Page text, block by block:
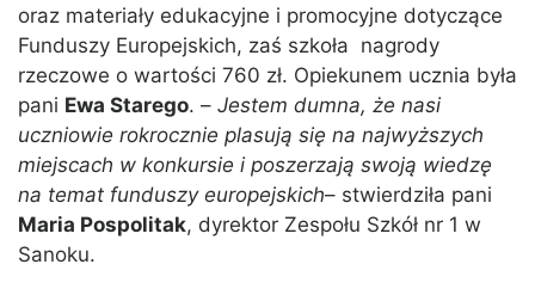
oraz materiały edukacyjne i promocyjne dotyczące
Funduszy Europejskich, zaś szkoła nagrody
rzeczowe o wartości 760 zł. Opiekunem ucznia była
pani Ewa Starego. – Jestem dumna, że nasi
uczniowie rokrocznie plasują się na najwyższych
miejscach w konkursie i poszerzają swoją wiedzę
na temat funduszy europejskich– stwierdziła pani
Maria Pospolitak, dyrektor Zespołu Szkół nr 1 w
Sanoku.